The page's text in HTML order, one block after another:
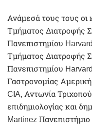
Ανάμεσά τους τους οι
Τμήματος Διατροφής
Πανεπιστημίου
Τμήματος Διατροφής
Πανεπιστημίου
Γαστρονομίας
CIA, Αντωνία
επιδημιολογίας και
Martinez